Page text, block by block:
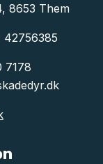
8653 Them
42756385
7178